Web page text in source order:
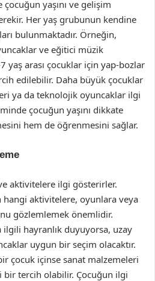
yaşını ve gelişim
Her yaş grubunun kendine
bulunmaktadır. Örneğin,
ve eğitici müzik
yaş arası çocuklar için yap-bozlar
edilebilir. Daha büyük çocuklar
ya da teknolojik oyuncaklar ilgi
çocuğun yaşını dikkate
hem de öğrenmesini sağlar.
aktivitelere ilgi gösterirler.
hangi aktivitelere, oyunlara veya
gözlemlemek önemlidir.
hayranlık duyuyorsa, uzay
uygun bir seçim olacaktır.
çocuk içinse sanat malzemeleri
bir tercih olabilir. Çocuğun ilgi